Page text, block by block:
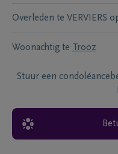
Overleden te VERVIERS
Woonachtig te Trooz
Stuur een